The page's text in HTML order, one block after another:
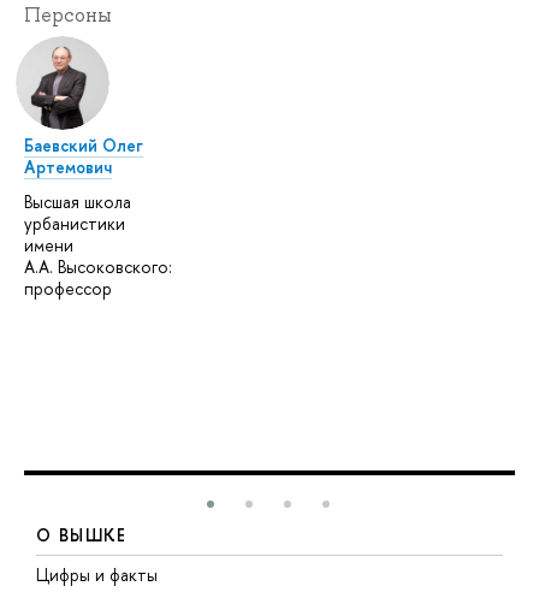
Персоны
Баевский Олег
Артемович
Высшая школа
урбанистики
имени
А.А. Высоковского:
профессор
О ВЫШКЕ
Цифры и факты